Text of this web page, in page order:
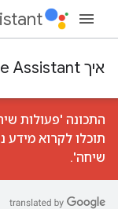
איך Google Assistant פועלת
התכונה 'פעולות שיחה'
תוכלו לקרוא
שיחה'.